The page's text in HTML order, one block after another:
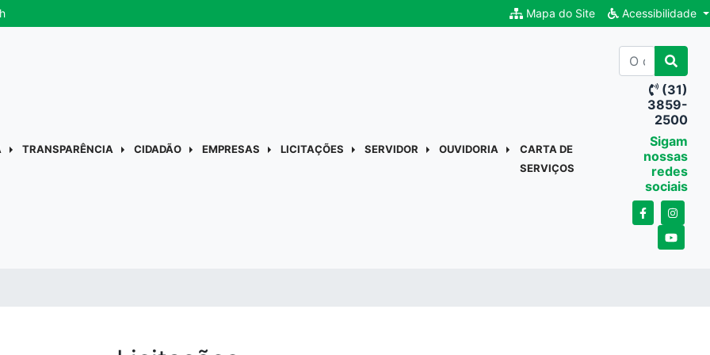
Mapa do Site Acessibilidade
TRANSPARÊNCIA CIDADÃO EMPRESAS LICITAÇÕES SERVIDOR OUVIDORIA
CARTA DE
SERVIÇOS
(31)
3859-
2500
Sigam
nossas
redes
sociais